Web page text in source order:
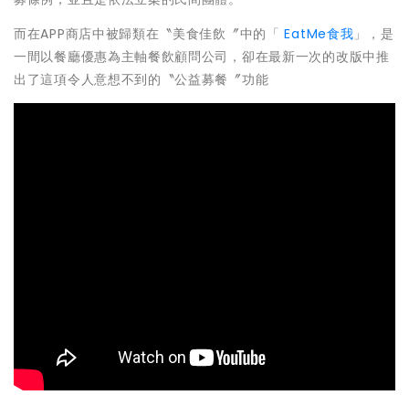
而在APP商店中被歸類在〝美食佳飲〞中的「EatMe食我」，是
一間以餐廳優惠為主軸餐飲顧問公司，卻在最新一次的改版中推
出了這項令人意想不到的〝公益募餐〞功能